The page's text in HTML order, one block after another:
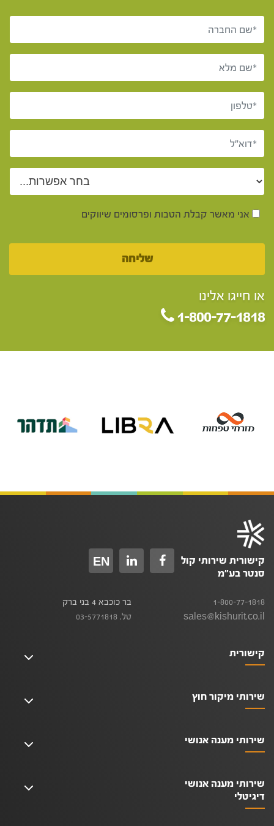
אני מאשר קבלת הטבות ופרסומים שיווקים
או חייגו אלינו
1-800-77-1818
קישורית שירותי קול
סנטר בע"מ
EN
1-800-77-1818
sales@kishurit.co.il
בר כוכבא 4 בני ברק
טל. 03-5771818
קישורית
שירותי מיקור חוץ
שירותי מענה אנושי
שירותי מענה אנושי
דיגיטלי